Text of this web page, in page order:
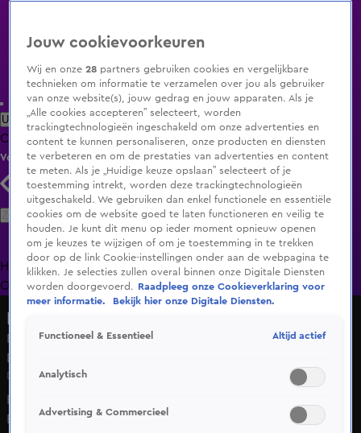
Uitzending Gemist Populaire programma's Zenders Genres
ClipsFilmsRadioSmart TV inlogShop
Volg KIJK
Zoeken
HomeUitzending Gemist Programma's De Bondgenoten
OranjezomerLivestreamsShop
Remy Bonjasky en Mory Kromah bezoeken De
Bondgenoten
Do 11 juni, 09:06
Remy Bonjasky en Mory Kromah bezoeken De
Bondgenoten
Jouw cookievoorkeuren
Wij en onze28 partners gebruiken cookies en vergelijkbare
technieken om informatie te verzamelen over jou als gebruiker
van onze website(s), jouw gedrag en jouw apparaten. Als je
„Alle cookies accepteren” selecteert, worden
trackingtechnologieën ingeschakeld om onze advertenties en
content te kunnen personaliseren, onze producten en diensten
te verbeteren en om de prestaties van advertenties en content
te meten. Als je „Huidige keuze opslaan” selecteert of je
toestemming intrekt, worden deze trackingtechnologieën
uitgeschakeld. We gebruiken dan enkel functionele en essentiële
cookies om de website goed te laten functioneren en veilig te
houden. Je kunt dit menu op ieder moment opnieuw openen
om je keuzes te wijzigen of om je toestemming in te trekken
door op de link Cookie-instellingen onder aan de webpagina te
klikken. Je selecties zullen overal binnen onze Digitale Diensten
worden doorgevoerd.
Raadpleeg onze Cookieverklaring voor
meer informatie.
Bekijk hier onze Digitale Diensten.
Functioneel & Essentieel Altijd actief
Analytisch
Advertising & Commercieel